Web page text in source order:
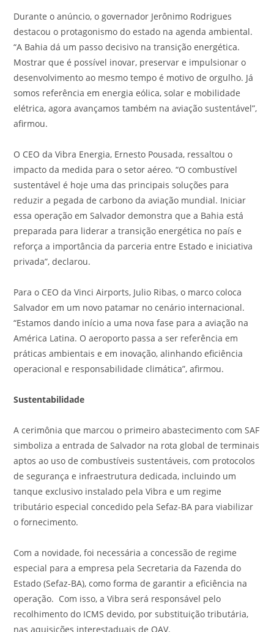
Durante o anúncio, o governador Jerônimo Rodrigues
destacou o protagonismo do estado na agenda ambiental.
“A Bahia dá um passo decisivo na transição energética.
Mostrar que é possível inovar, preservar e impulsionar o
desenvolvimento ao mesmo tempo é motivo de orgulho. Já
somos referência em energia eólica, solar e mobilidade
elétrica, agora avançamos também na aviação sustentável”,
afirmou.
O CEO da Vibra Energia, Ernesto Pousada, ressaltou o
impacto da medida para o setor aéreo. “O combustível
sustentável é hoje uma das principais soluções para
reduzir a pegada de carbono da aviação mundial. Iniciar
essa operação em Salvador demonstra que a Bahia está
preparada para liderar a transição energética no país e
reforça a importância da parceria entre Estado e iniciativa
privada”, declarou.
Para o CEO da Vinci Airports, Julio Ribas, o marco coloca
Salvador em um novo patamar no cenário internacional.
“Estamos dando início a uma nova fase para a aviação na
América Latina. O aeroporto passa a ser referência em
práticas ambientais e em inovação, alinhando eficiência
operacional e responsabilidade climática”, afirmou.
Sustentabilidade
A cerimônia que marcou o primeiro abastecimento com SAF
simboliza a entrada de Salvador na rota global de terminais
aptos ao uso de combustíveis sustentáveis, com protocolos
de segurança e infraestrutura dedicada, incluindo um
tanque exclusivo instalado pela Vibra e um regime
tributário especial concedido pela Sefaz-BA para viabilizar
o fornecimento.
Com a novidade, foi necessária a concessão de regime
especial para a empresa pela Secretaria da Fazenda do
Estado (Sefaz-BA), como forma de garantir a eficiência na
operação. Com isso, a Vibra será responsável pelo
recolhimento do ICMS devido, por substituição tributária,
nas aquisições interestaduais de QAV.